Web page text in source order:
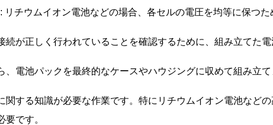
: リチウムイオン電池などの場合、各セルの電圧を均等に保つ
続が正しく行われていることを確認するために、組み立てた
、電池パックを最終的なケースやハウジングに収めて組み立
する知識が必要な作業です。特にリチウムイオン電池など
です。